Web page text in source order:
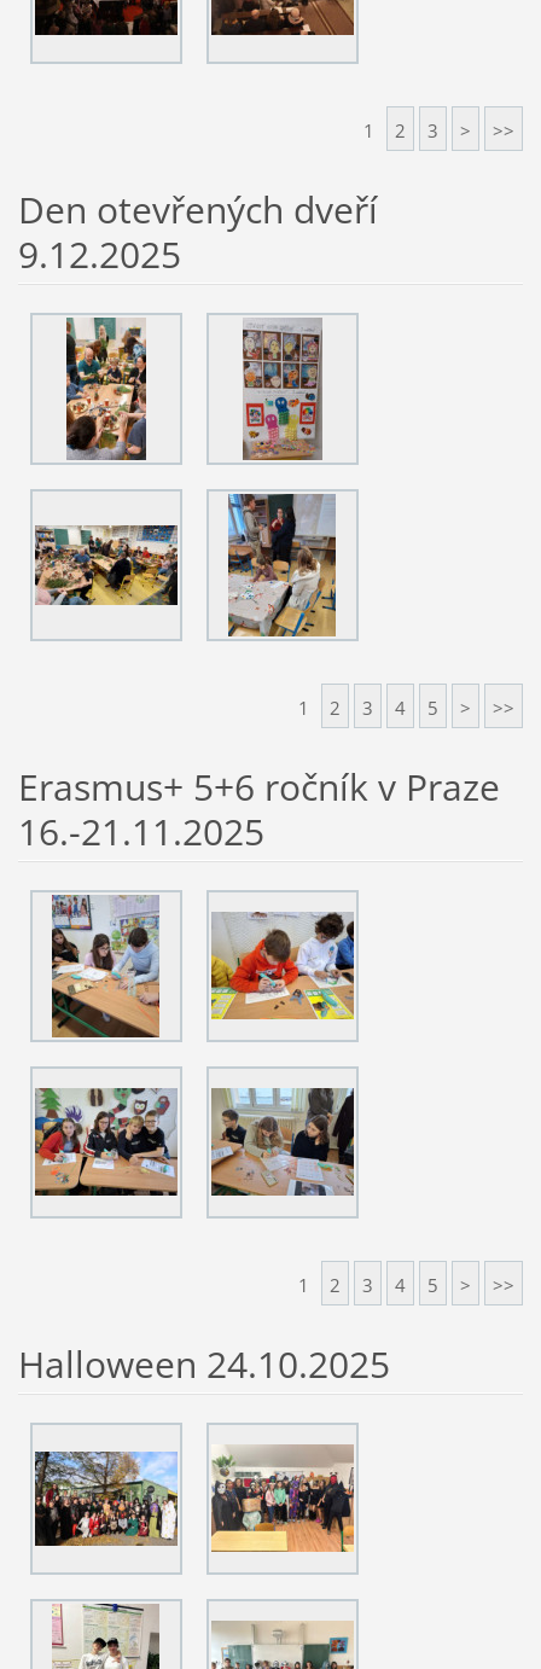
1 2 3 > >>
Den otevřených dveří
9.12.2025
1 2 3 4 5 > >>
Erasmus+ 5+6 ročník v Praze
16.-21.11.2025
1 2 3 4 5 > >>
Halloween 24.10.2025